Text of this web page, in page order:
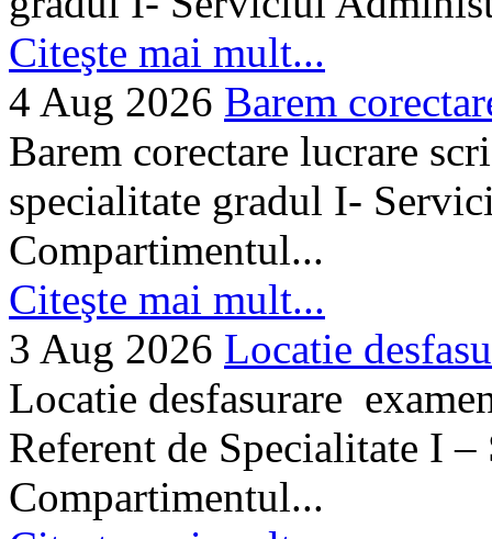
Citeşte mai mult...
4 Aug 2026 Barem
Barem corectare lucrare
specialitate gradul I-
Compartimentul...
Citeşte mai mult...
3 Aug 2026 Locatie
Locatie desfasurare
Referent de Specialitate I
Compartimentul...